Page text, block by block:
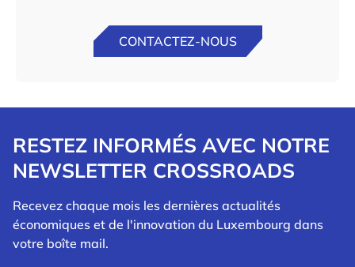
CONTACTEZ-NOUS
RESTEZ INFORMÉS AVEC NOTRE
NEWSLETTER CROSSROADS
Recevez chaque mois les dernières actualités
économiques et de l'innovation du Luxembourg dans
votre boîte mail.